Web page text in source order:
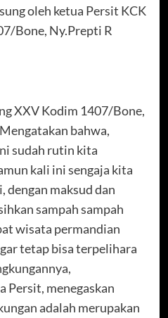
oleh ketua Persit KCK
Bone, Ny.Prepti R
XXV Kodim 1407/Bone,
bahwa,
sudah rutin kita
kali ini sengaja kita
dengan maksud dan
sampah sampah
wisata permandian
tetap bisa terpelihara
Persit, menegaskan
adalah merupakan